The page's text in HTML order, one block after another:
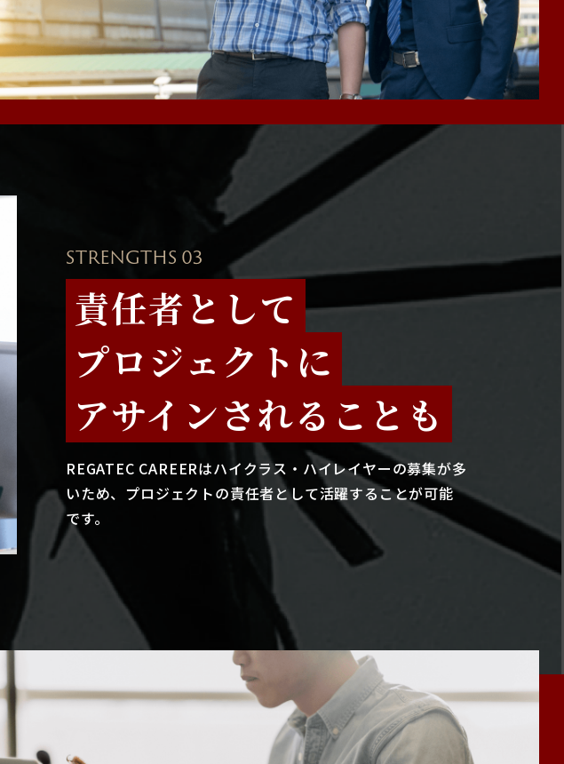
STRENGTHS 03
責任者として
プロジェクトに
アサインされることも
REGATEC CAREERはハイクラス・ハイレイヤーの募集が多
いため、プロジェクトの責任者として活躍することが可能
です。